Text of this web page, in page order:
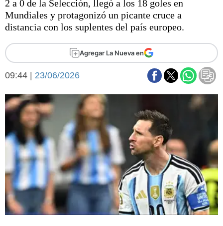
Fútbol
Federal A
Arte y cultura
Cines
Economía y campo
Economía y finanzas
Con el campo
Espacio empresas
Sociedad y tiempo
libre
Sociedad
Tecnología
Turismo
Salud
Es viral
El tiempo
Fúnebres
Clasificados
2 a 0 de la Selección, llegó a los 18 goles en
Mundiales y protagonizó un picante cruce a
distancia con los suplentes del país europeo.
Agregar La Nueva en
09:44 | 23/06/2026